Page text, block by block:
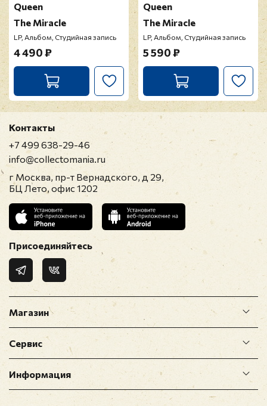
Queen
The Miracle
LP, Альбом, Студийная запись
4 490 ₽
Queen
The Miracle
LP, Альбом, Студийная запись
5 590 ₽
Магазин
Сервис
Информация
Контакты
+7 499 638-29-46
info@collectomania.ru
г Москва, пр-т Вернадского, д 29,
БЦ Лето, офис 1202
Присоединяйтесь